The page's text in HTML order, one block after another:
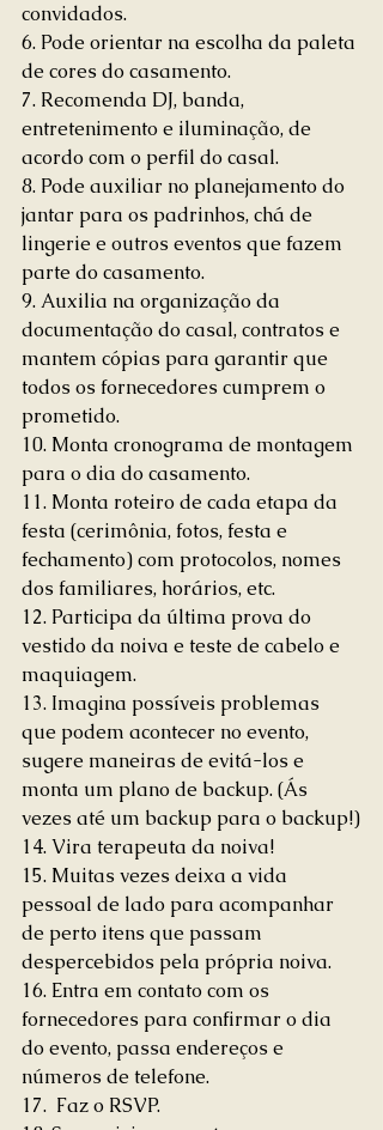
convidados.
6. Pode orientar na escolha da paleta
de cores do casamento.
7. Recomenda DJ, banda,
entretenimento e iluminação, de
acordo com o perfil do casal.
8. Pode auxiliar no planejamento do
jantar para os padrinhos, chá de
lingerie e outros eventos que fazem
parte do casamento.
9. Auxilia na organização da
documentação do casal, contratos e
mantem cópias para garantir que
todos os fornecedores cumprem o
prometido.
10. Monta cronograma de montagem
para o dia do casamento.
11. Monta roteiro de cada etapa da
festa (cerimônia, fotos, festa e
fechamento) com protocolos, nomes
dos familiares, horários, etc.
12. Participa da última prova do
vestido da noiva e teste de cabelo e
maquiagem.
13. Imagina possíveis problemas
que podem acontecer no evento,
sugere maneiras de evitá-los e
monta um plano de backup. (Ás
vezes até um backup para o backup!)
14. Vira terapeuta da noiva!
15. Muitas vezes deixa a vida
pessoal de lado para acompanhar
de perto itens que passam
despercebidos pela própria noiva.
16. Entra em contato com os
fornecedores para confirmar o dia
do evento, passa endereços e
números de telefone.
17.  Faz o RSVP.